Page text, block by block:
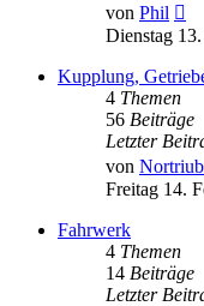
von Phil
Dienstag
Kupplung,
4 Themen
56 Beiträge
Letzter
von
Freitag 14.
Fahrwerk
4 Themen
14 Beiträge
Letzter